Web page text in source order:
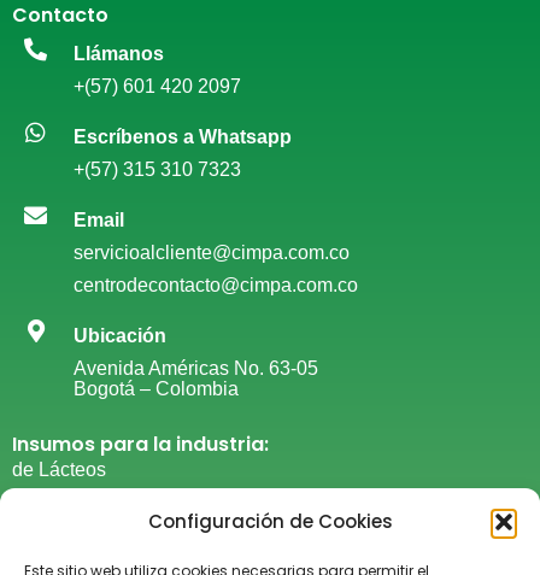
Configuración de Cookies
Este sitio web utiliza cookies necesarias para permitir el
Contacto
Llámanos
+(57) 601 420 2097
Escríbenos a Whatsapp
+(57) 315 310 7323
Email
servicioalcliente@cimpa.com.co
centrodecontacto@cimpa.com.co
Ubicación
Avenida Américas No. 63-05
Bogotá – Colombia
Insumos para la industria:
de Lácteos
De Grasas y Aceites